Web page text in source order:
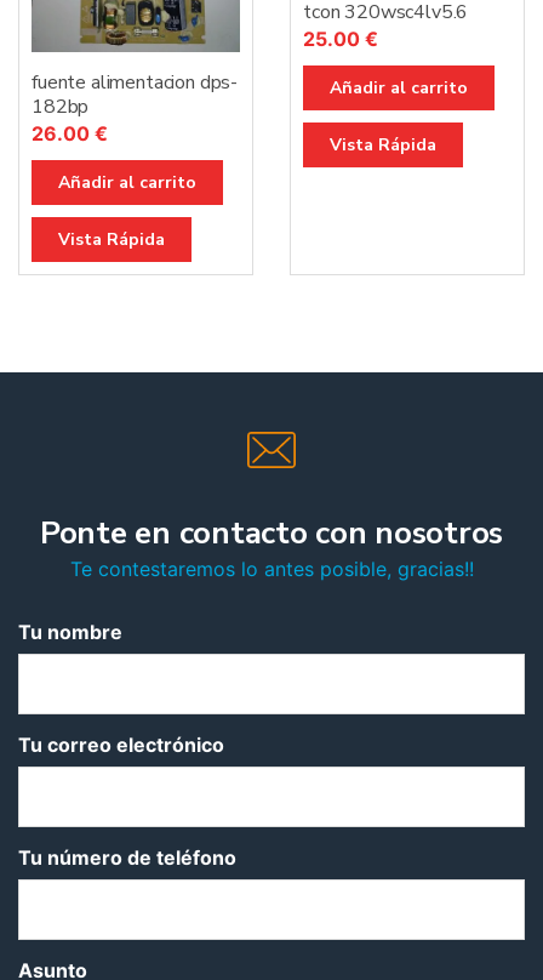
fuente alimentacion dps-
182bp
26.00 €
Añadir al carrito
Vista Rápida
tcon 320wsc4lv5.6
25.00 €
Añadir al carrito
Vista Rápida
Ponte en contacto con nosotros
Te contestaremos lo antes posible, gracias!!
Tu nombre
Tu correo electrónico
Tu número de teléfono
Asunto